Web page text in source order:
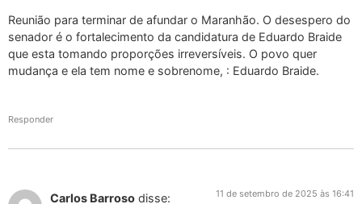
Reunião para terminar de afundar o Maranhão. O desespero do
senador é o fortalecimento da candidatura de Eduardo Braide
que esta tomando proporções irreversíveis. O povo quer
mudança e ela tem nome e sobrenome, : Eduardo Braide.
Responder
Carlos Barroso disse: 11 de setembro de 2025 às 16:41